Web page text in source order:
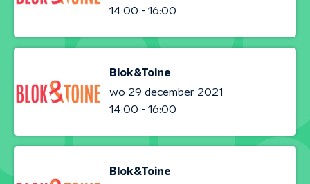
14:00 - 16:00
Blok&Toine
wo 29 december 2021
14:00 - 16:00
Blok&Toine